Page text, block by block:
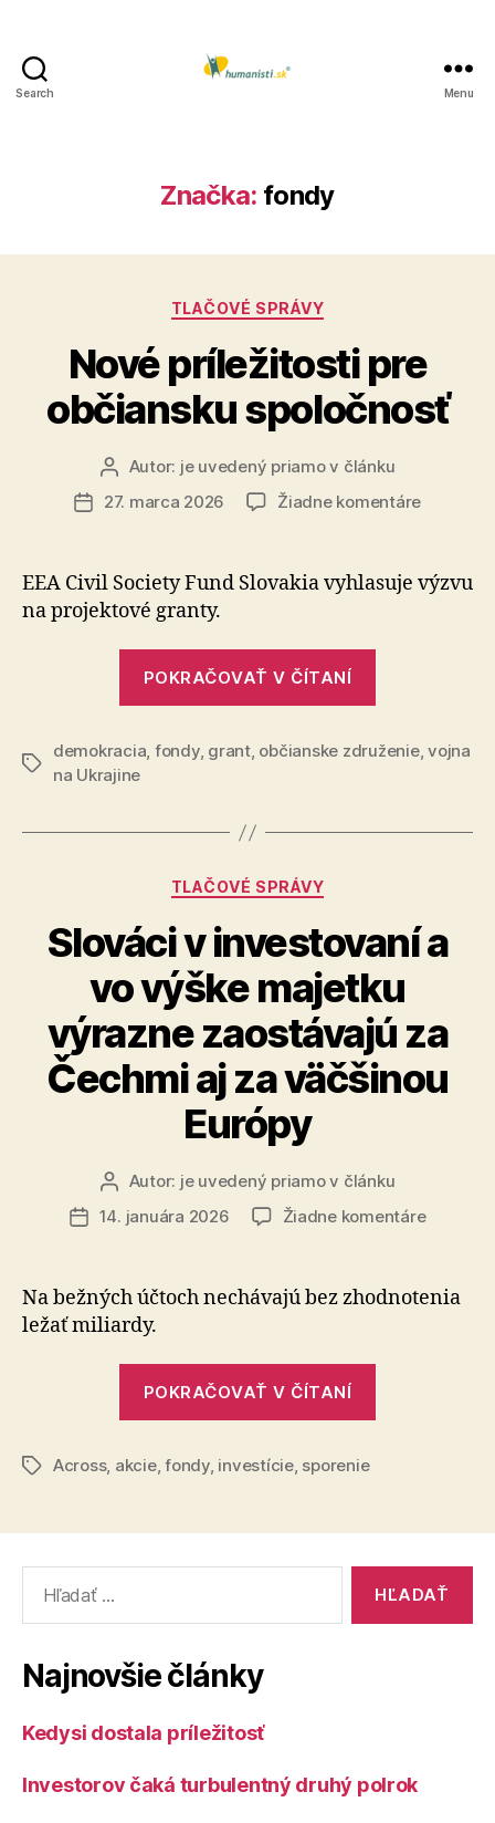
Search Menu
Značka: fondy
Kategórie
TLAČOVÉ SPRÁVY
Nové príležitosti pre
občiansku spoločnosť
Autor
článku
Autor: je uvedený priamo v článku
Dátum
27. marca 2026 Žiadne komentárena
pre
EEA Civil Society Fund Slovakia vyhlasuje výzvu
na pro­jek­to­vé granty.
POKRAČOVAŤ V ČÍTANÍ
občiansku
Značky
demokracia, fondy, grant, občianske združenie,vojna
na Ukrajine
Kategórie
TLAČOVÉ SPRÁVY
Slováci v investovaní a
vo výške majetku
výrazne zaostávajú za
Čechmi aj za väčšinou
Európy
Autor
článku
Autor: je uvedený priamo v článku
Dátum
14. januára 2026 Žiadne komentárena
za
Na bežných účtoch nechávajú bez zhodnotenia
ležať miliardy.
POKRAČOVAŤ V ČÍTANÍ
výške
výrazne
Európy“
ZnačkyAcross, akcie,fondy, investície, sporenie
Najnovšie články
Kedysi dostala príležitosť
Investorov čaká turbulentný druhý polrok